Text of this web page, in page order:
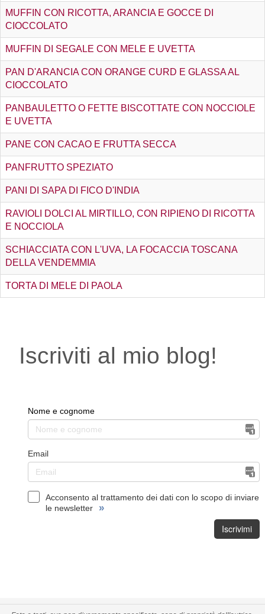
MUFFIN CON RICOTTA, ARANCIA E GOCCE DI
CIOCCOLATO
MUFFIN DI SEGALE CON MELE E UVETTA
PAN D'ARANCIA CON ORANGE CURD E GLASSA AL
CIOCCOLATO
PANBAULETTO O FETTE BISCOTTATE CON NOCCIOLE
E UVETTA
PANE CON CACAO E FRUTTA SECCA
PANFRUTTO SPEZIATO
PANI DI SAPA DI FICO D'INDIA
RAVIOLI DOLCI AL MIRTILLO, CON RIPIENO DI RICOTTA
E NOCCIOLA
SCHIACCIATA CON L'UVA, LA FOCACCIA TOSCANA
DELLA VENDEMMIA
TORTA DI MELE DI PAOLA
Iscriviti al mio blog!
Nome e cognome
Email
Acconsento al trattamento dei dati con lo scopo di inviare
le newsletter
»
Iscrivimi